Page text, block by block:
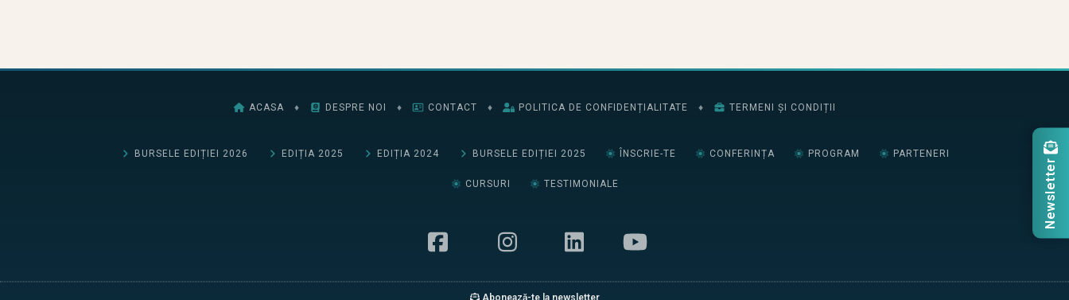
ACASA ♦ DESPRE NOI ♦ CONTACT ♦ POLITICA DE CONFIDENȚIALITATE ♦ TERMENI ȘI CONDIȚII
BURSELE EDIȚIEI 2026 EDIȚIA 2025 EDIȚIA 2024 BURSELE EDIȚIEI 2025 ÎNSCRIE-TE CONFERINȚA PROGRAM PARTENERI
CURSURI TESTIMONIALE Newsletter